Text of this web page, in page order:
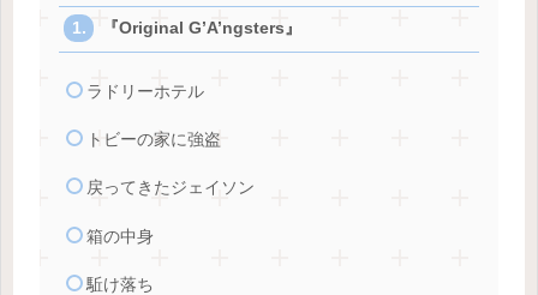
『Original G’A’ngsters』
ラドリーホテル
トビーの家に強盗
戻ってきたジェイソン
箱の中身
駈け落ち